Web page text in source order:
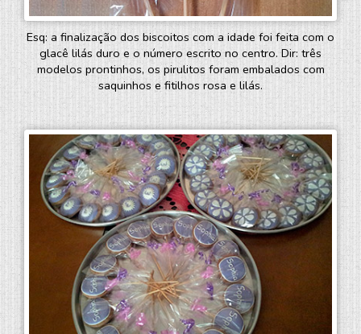
Esq: a finalização dos biscoitos com a idade foi feita com o
glacê lilás duro e o número escrito no centro. Dir: três
modelos prontinhos, os pirulitos foram embalados com
saquinhos e fitilhos rosa e lilás.